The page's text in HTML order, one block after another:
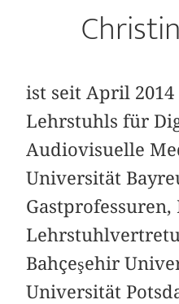
ist seit April
Lehrstuhls für
Audiovisuelle
Universität
Gastprofessuren,
Bahçeşehir
Universität